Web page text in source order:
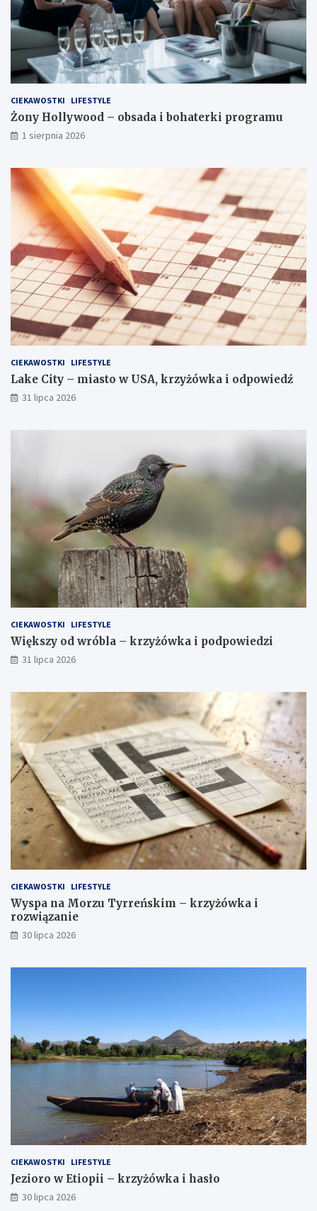
CIEKAWOSTKI LIFESTYLE
Żony Hollywood – obsada i bohaterki programu
1 sierpnia 2026
CIEKAWOSTKI LIFESTYLE
Lake City – miasto w USA, krzyżówka i odpowiedź
31 lipca 2026
CIEKAWOSTKI LIFESTYLE
Większy od wróbla – krzyżówka i podpowiedzi
31 lipca 2026
CIEKAWOSTKI LIFESTYLE
Wyspa na Morzu Tyrreńskim – krzyżówka i
rozwiązanie
30 lipca 2026
CIEKAWOSTKI LIFESTYLE
Jezioro w Etiopii – krzyżówka i hasło
30 lipca 2026